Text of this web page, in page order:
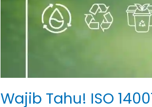
Wajib Tahu! ISO